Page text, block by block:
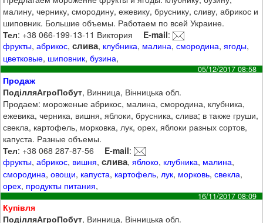
малину, чернику, смородину, ежевику, бруснику, сливу, абрикос и
шиповник. Большие объемы. Работаем по всей Украине.
Тел: +38 066-199-13-11 Виктория E-mail:
фрукты,абрикос,слива, клубника, малина,смородина,ягоды,
цветковые, шиповник,бузина,
05/12/2017 08:58
Продаж
ПоділляАгроПобут, Винница, Вінницька обл.
Продаем: мороженые абрикос, малина, смородина, клубника,
ежевика, черника, вишня, яблоки, брусника, слива; в также груши,
свекла, картофель, морковка, лук, орех, яблоки разных сортов,
капуста. Разные объемы.
Тел: +38 068 287-87-56 E-mail:
фрукты,абрикос, вишня,слива,яблоко, клубника, малина,
смородина,овощи, капуста, картофель, лук, морковь,свекла,
орех, продукты питания,
16/11/2017 08:09
Купівля
ПоділляАгроПобут, Винница, Вінницька обл.